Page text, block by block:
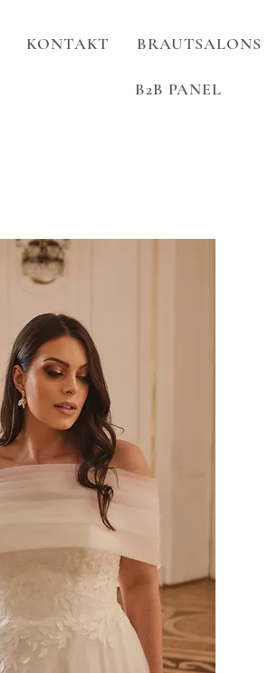
KONTAKT BRAUTSALONS
B2B PANEL